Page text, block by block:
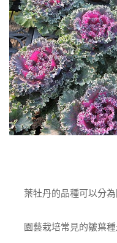
葉牡丹的品種可以分為
園藝栽培常見的皺葉種